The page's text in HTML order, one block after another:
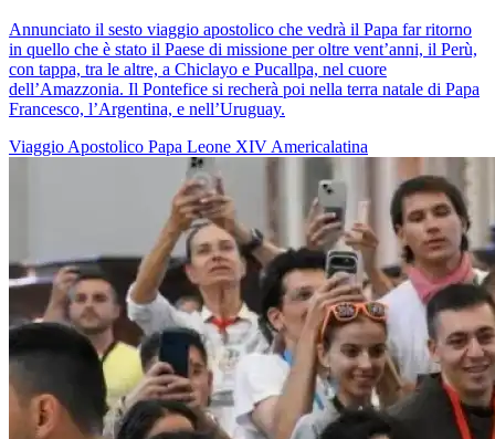
Annunciato il sesto viaggio apostolico che vedrà il Papa far ritorno
in quello che è stato il Paese di missione per oltre vent’anni, il Perù,
con tappa, tra le altre, a Chiclayo e Pucallpa, nel cuore
dell’Amazzonia. Il Pontefice si recherà poi nella terra natale di Papa
Francesco, l’Argentina, e nell’Uruguay.
Viaggio Apostolico Papa Leone XIV Americalatina